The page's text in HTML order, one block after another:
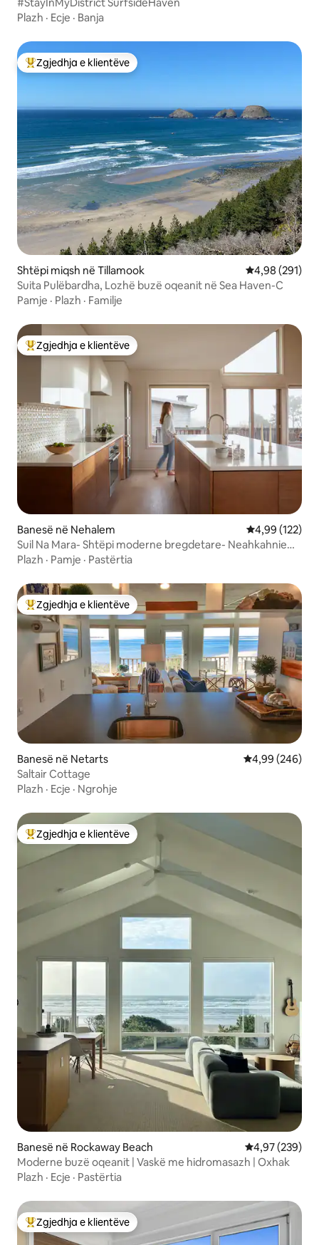
#StayInMyDistrict SurfsideHaven
Plazh · Ecje · Banja
Më të mirat e zgjedhjeve të klientëve
Zgjedhja e klientëve
Shtëpi miqsh në Tillamook Vlerësimi
4,98 (291)
Suita Pulëbardha, Lozhë buzë oqeanit në Sea Haven-C
Pamje · Plazh · Familje
Më të mirat e zgjedhjeve të klientëve
Zgjedhja e klientëve
Banesë në Nehalem Vlerësimi
4,99 (122)
Suil Na Mara- Shtëpi moderne bregdetare- Neahkahnie
Mtn.
Plazh · Pamje · Pastërtia
Më të mirat e zgjedhjeve të klientëve
Zgjedhja e klientëve
Banesë në Netarts Vlerësimi
4,99 (246)
Saltair Cottage
Plazh · Ecje · Ngrohje
Më të mirat e zgjedhjeve të klientëve
Zgjedhja e klientëve
Banesë në Rockaway Beach Vlerësimi
4,97 (239)
Moderne buzë oqeanit | Vaskë me hidromasazh | Oxhak
Plazh · Ecje · Pastërtia
Më të mirat e zgjedhjeve të klientëve
Zgjedhja e klientëve